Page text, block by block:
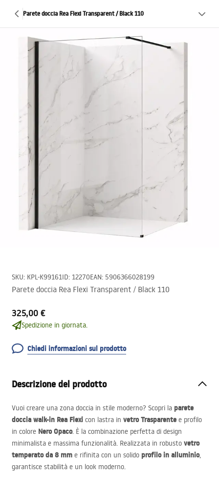
Parete doccia Rea Flexi Transparent / Black 110
SKU: KPL-K99161ID: 12270EAN: 5906366028199
Parete doccia Rea Flexi Transparent / Black 110
325,00 €
Spedizione in giornata.
Chiedi informazioni sul prodotto
Descrizione del prodotto
Vuoi creare una zona doccia in stile moderno? Scopri la parete
doccia walk-in Rea Flexi con lastra in vetro Trasparente e profilo
in colore Nero Opaco. È la combinazione perfetta di design
minimalista e massima funzionalità. Realizzata in robusto vetro
temperato da 8 mm e rifinita con un solido profilo in alluminio,
garantisce stabilità e un look moderno.